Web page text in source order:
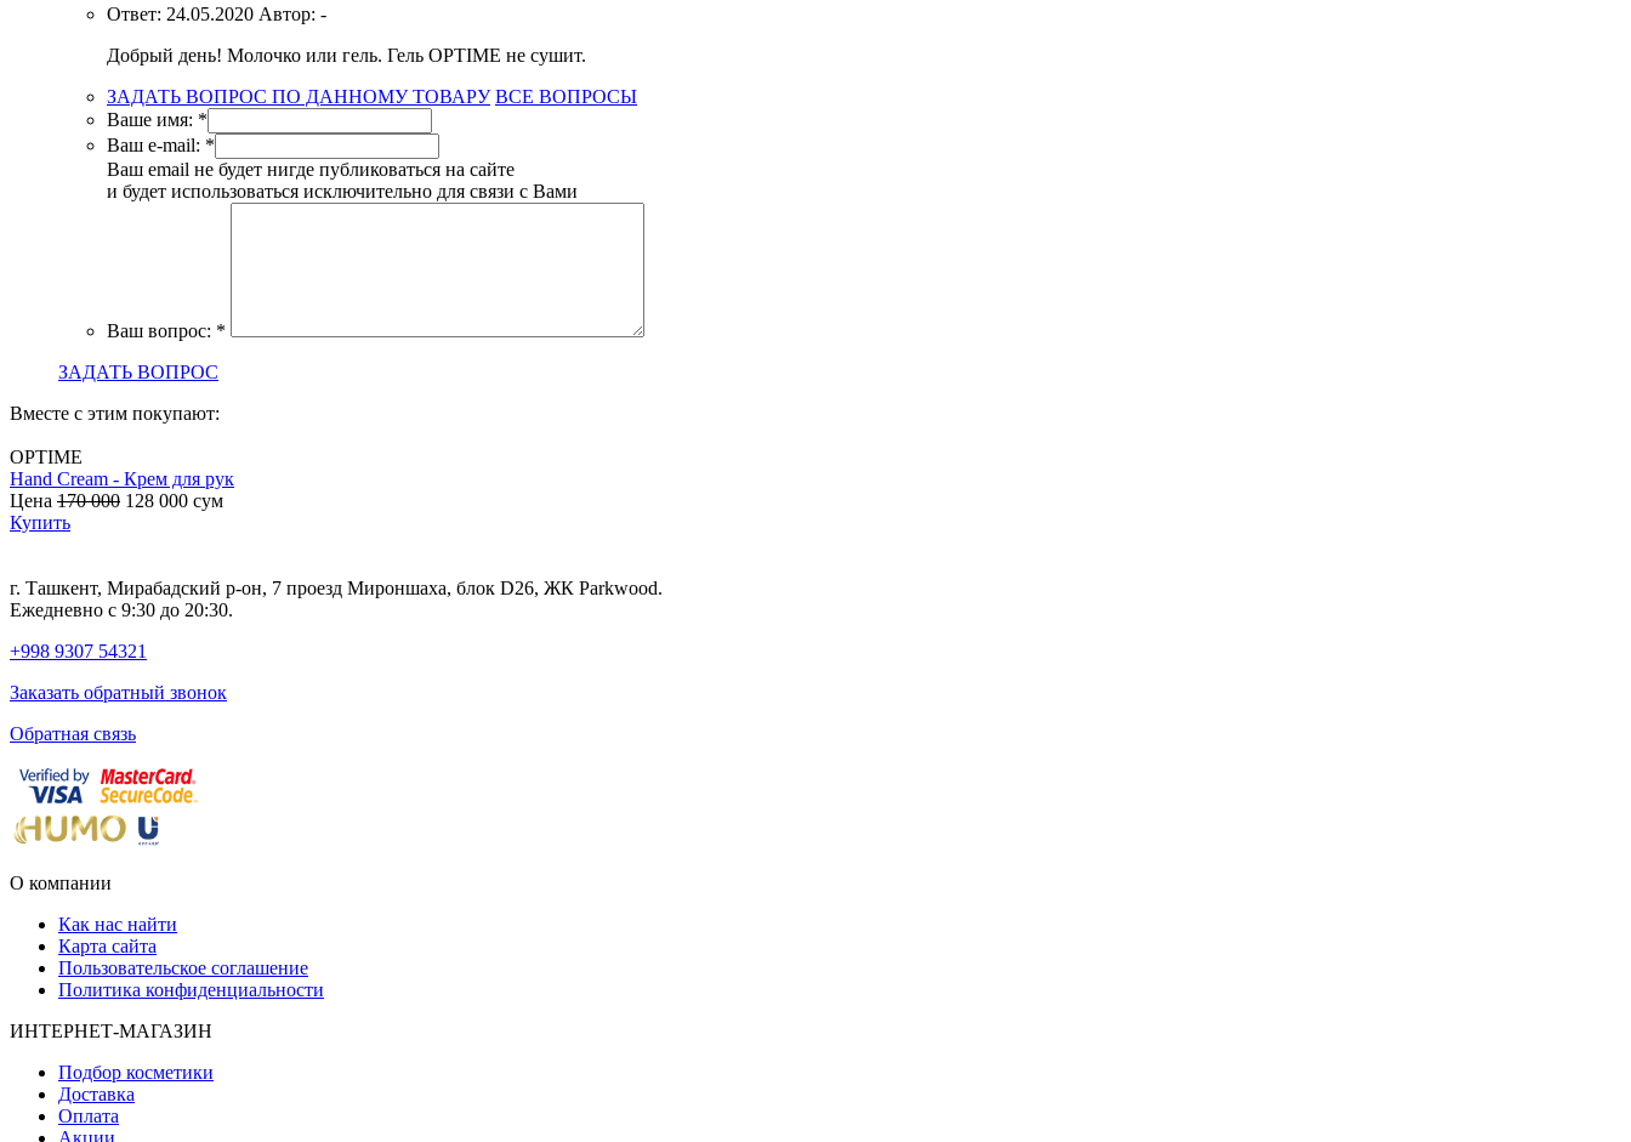
Ответ: 24.05.2020 Автор: -
Добрый день! Молочко или гель. Гель OPTIME не сушит.
ЗАДАТЬ ВОПРОС ПО ДАННОМУ ТОВАРУ ВСЕ ВОПРОСЫ
Ваше имя: *
Ваш e-mail: *
Ваш email не будет нигде публиковаться на сайте
и будет использоваться исключительно для связи с Вами
Ваш вопрос: *
ЗАДАТЬ ВОПРОС
Вместе с этим покупают:
OPTIME
Hand Cream - Крем для рук
Цена 170 000 128 000 сум
Купить
г. Ташкент, Мирабадский р-он, 7 проезд Мироншаха, блок D26, ЖК Раrkwood.
Ежедневно с 9:30 до 20:30.
+998 9307 54321
Заказать обратный звонок
Обратная связь
О компании
Как нас найти
Карта сайта
Пользовательское соглашение
Политика конфиденциальности
ИНТЕРНЕТ-МАГАЗИН
Подбор косметики
Доставка
Оплата
Акции